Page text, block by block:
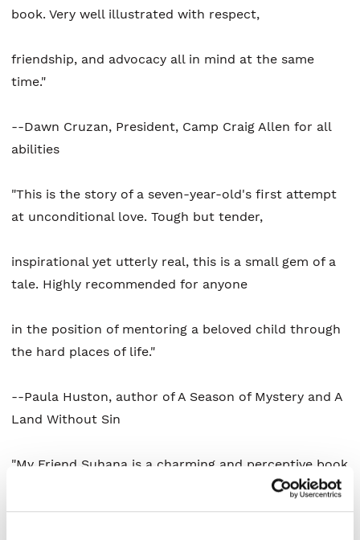
book. Very well illustrated with respect,
friendship, and advocacy all in mind at the same
time."
--Dawn Cruzan, President, Camp Craig Allen for all
abilities
"This is the story of a seven-year-old's first attempt
at unconditional love. Tough but tender,
inspirational yet utterly real, this is a small gem of a
tale. Highly recommended for anyone
in the position of mentoring a beloved child through
the hard places of life."
--Paula Huston, author of A Season of Mystery and A
Land Without Sin
"My Friend Suhana is a charming and perceptive book